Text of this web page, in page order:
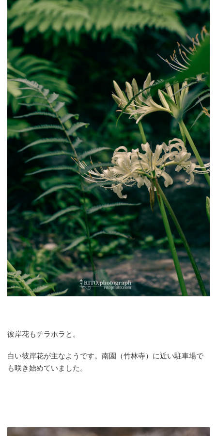
彼岸花もチラホラと。
白い彼岸花が主なようです。南園（竹林寺）に近い駐車場で
も咲き始めていました。